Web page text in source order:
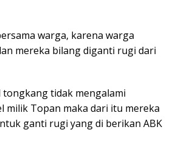
warga, karena warga
mereka bilang diganti rugi dari
tidak mengalami
milik Topan maka dari itu mereka
ganti rugi yang di berikan ABK